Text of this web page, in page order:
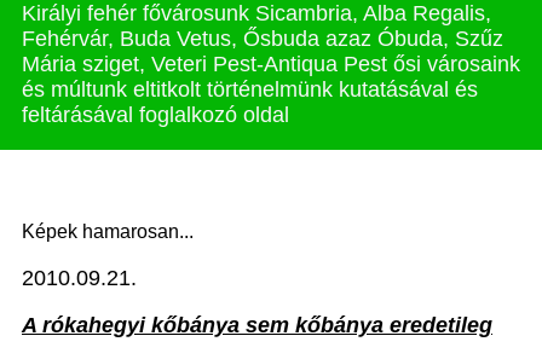
Királyi fehér fővárosunk Sicambria, Alba Regalis,
Fehérvár, Buda Vetus, Ősbuda azaz Óbuda, Szűz
Mária sziget, Veteri Pest-Antiqua Pest ősi városaink
és múltunk eltitkolt történelmünk kutatásával és
feltárásával foglalkozó oldal
Képek hamarosan...
2010.09.21.
A rókahegyi kőbánya sem kőbánya eredetileg